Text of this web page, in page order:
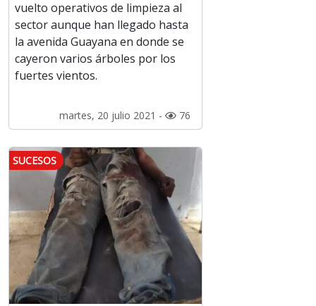
vuelto operativos de limpieza al
sector aunque han llegado hasta
la avenida Guayana en donde se
cayeron varios árboles por los
fuertes vientos.
martes, 20 julio 2021 - 76
SUCESOS